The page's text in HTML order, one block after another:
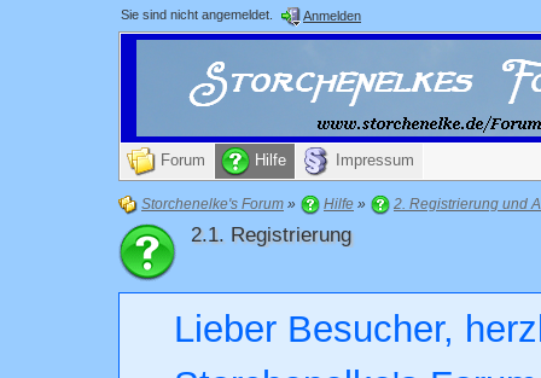
Sie sind nicht angemeldet. Anmelden
Forum Hilfe Impressum
Storchenelke's Forum » Hilfe » 2. Registrierung und
2.1. Registrierung
Lieber Besucher,